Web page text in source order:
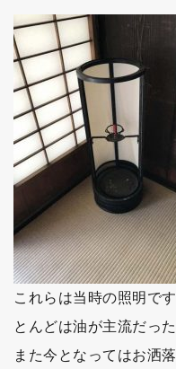
これらは当時の照明で
とんどは油が主流だっ
また今となってはお洒